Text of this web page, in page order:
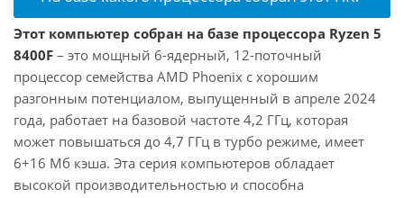
Этот компьютер собран на базе процессора Ryzen 5
8400F – это мощный 6-ядерный, 12-поточный
процессор семейства AMD Phoenix с хорошим
разгонным потенциалом, выпущенный в апреле 2024
года, работает на базовой частоте 4,2 ГГц, которая
может повышаться до 4,7 ГГц в турбо режиме, имеет
6+16 Мб кэша. Эта серия компьютеров обладает
высокой производительностью и способна